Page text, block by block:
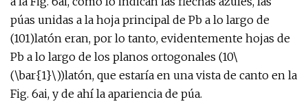
púas unidas a la hoja principal de Pb a lo largo de
(101)latón eran, por lo tanto, evidentemente hojas de
Pb a lo largo de los planos ortogonales (10\
(\bar{1}\))latón, que estaría en una vista de canto en la
Fig. 6ai, y de ahí la apariencia de púa.